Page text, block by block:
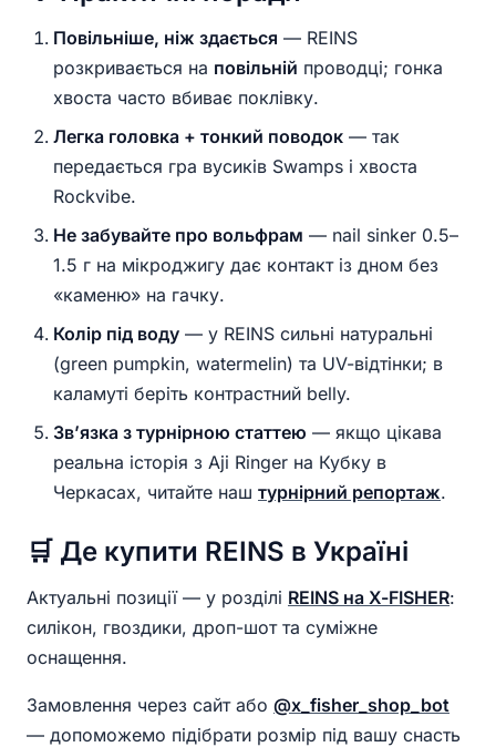
Повільніше, ніж здається — REINS
розкривається на повільній проводці; гонка
хвоста часто вбиває поклівку.
Легка головка + тонкий поводок — так
передається гра вусиків Swamps і хвоста
Rockvibe.
Не забувайте про вольфрам — nail sinker 0.5–
1.5 г на мікроджигу дає контакт із дном без
«каменю» на гачку.
Колір під воду — у REINS сильні натуральні
(green pumpkin, watermelin) та UV-відтінки; в
каламуті беріть контрастний belly.
Зв’язка з турнірною статтею — якщо цікава
реальна історія з Aji Ringer на Кубку в
Черкасах, читайте наш турнірний репортаж.
🛒 Де купити REINS в Україні
Актуальні позиції — у розділі REINS на X-FISHER:
силікон, гвоздики, дроп-шот та суміжне
оснащення.
Замовлення через сайт або @x_fisher_shop_bot
— допоможемо підібрати розмір під вашу снасть